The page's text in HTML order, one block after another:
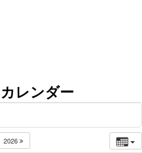
レンダー
2026